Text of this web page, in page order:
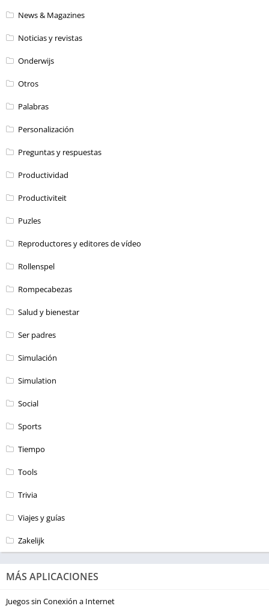
News & Magazines
Noticias y revistas
Onderwijs
Otros
Palabras
Personalización
Preguntas y respuestas
Productividad
Productiviteit
Puzles
Reproductores y editores de vídeo
Rollenspel
Rompecabezas
Salud y bienestar
Ser padres
Simulación
Simulation
Social
Sports
Tiempo
Tools
Trivia
Viajes y guías
Zakelijk
MÁS APLICACIONES
Juegos sin Conexión a Internet